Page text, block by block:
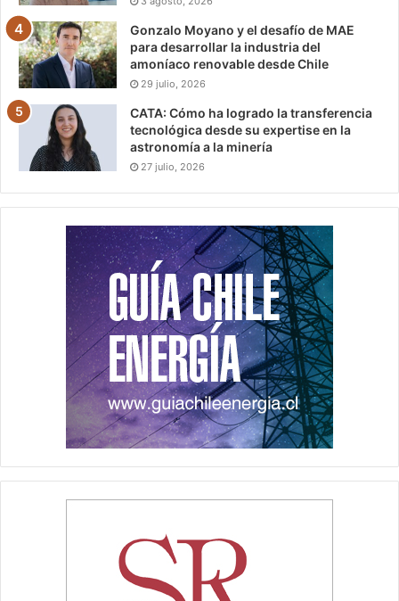
Gonzalo Moyano y el desafío de MAE
para desarrollar la industria del
amoníaco renovable desde Chile
29 julio, 2026
CATA: Cómo ha logrado la transferencia
tecnológica desde su expertise en la
astronomía a la minería
27 julio, 2026